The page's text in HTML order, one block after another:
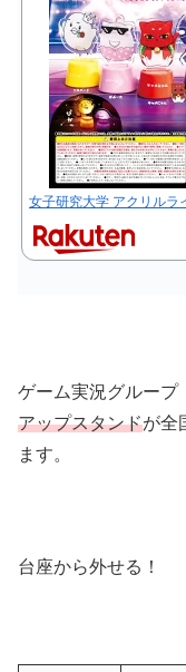
女子研究大学 アクリルラ
ゲーム実況グループ
アップスタンドが全
ます。
台座から外せる！